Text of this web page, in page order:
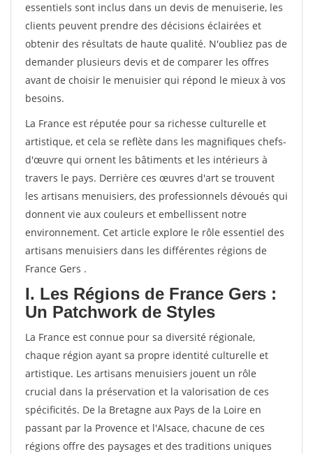
essentiels sont inclus dans un devis de menuiserie, les
clients peuvent prendre des décisions éclairées et
obtenir des résultats de haute qualité. N'oubliez pas de
demander plusieurs devis et de comparer les offres
avant de choisir le menuisier qui répond le mieux à vos
besoins.
La France est réputée pour sa richesse culturelle et
artistique, et cela se reflète dans les magnifiques chefs-
d'œuvre qui ornent les bâtiments et les intérieurs à
travers le pays. Derrière ces œuvres d'art se trouvent
les artisans menuisiers, des professionnels dévoués qui
donnent vie aux couleurs et embellissent notre
environnement. Cet article explore le rôle essentiel des
artisans menuisiers dans les différentes régions de
France Gers .
I. Les Régions de France Gers :
Un Patchwork de Styles
La France est connue pour sa diversité régionale,
chaque région ayant sa propre identité culturelle et
artistique. Les artisans menuisiers jouent un rôle
crucial dans la préservation et la valorisation de ces
spécificités. De la Bretagne aux Pays de la Loire en
passant par la Provence et l'Alsace, chacune de ces
régions offre des paysages et des traditions uniques